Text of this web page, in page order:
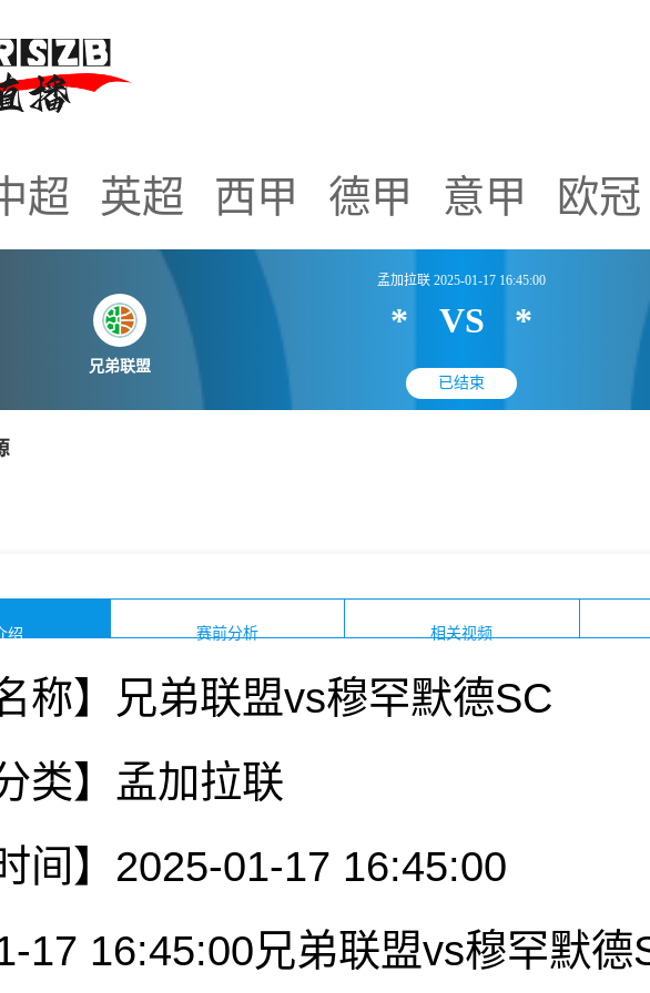
超 英超 西甲 德甲 意甲 欧冠
兄弟联盟
孟加拉联 2025-01-17 16:45:00
* VS *
已结束
绍 赛前分析 相关视频
称】
兄弟联盟vs穆罕默德SC
类】 孟加拉联
间】 2025-01-17 16:45:00
17 16:45:00兄弟联盟vs穆罕默德